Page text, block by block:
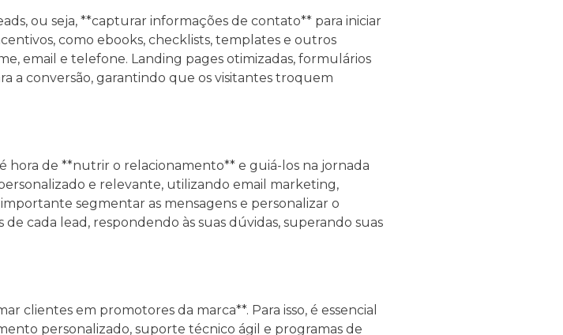
ou seja, **capturar informações de contato** para iniciar
como ebooks, checklists, templates e outros
email e telefone. Landing pages otimizadas, formulários
a conversão, garantindo que os visitantes troquem
hora de **nutrir o relacionamento** e guiá-los na jornada
e relevante, utilizando email marketing,
segmentar as mensagens e personalizar o
cada lead, respondendo às suas dúvidas, superando suas
clientes em promotores da marca**. Para isso, é essencial
personalizado, suporte técnico ágil e programas de